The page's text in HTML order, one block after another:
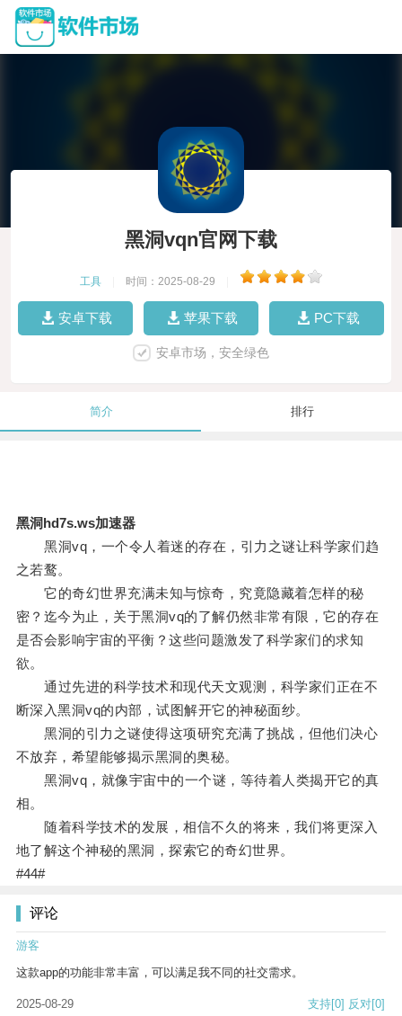
黑洞vqn官网下载
工具 时间：2025-08-29
安卓下载 苹果下载 PC下载
安卓市场，安全绿色
简介 排行
黑洞hd7s.ws加速器
黑洞vq，一个令人着迷的存在，引力之谜让科学家们趋
之若鹜。
它的奇幻世界充满未知与惊奇，究竟隐藏着怎样的秘
密？迄今为止，关于黑洞vq的了解仍然非常有限，它的存在
是否会影响宇宙的平衡？这些问题激发了科学家们的求知
欲。
通过先进的科学技术和现代天文观测，科学家们正在不
断深入黑洞vq的内部，试图解开它的神秘面纱。
黑洞的引力之谜使得这项研究充满了挑战，但他们决心
不放弃，希望能够揭示黑洞的奥秘。
黑洞vq，就像宇宙中的一个谜，等待着人类揭开它的真
相。
随着科学技术的发展，相信不久的将来，我们将更深入
地了解这个神秘的黑洞，探索它的奇幻世界。
#44#
评论
游客
这款app的功能非常丰富，可以满足我不同的社交需求。
2025-08-29 支持[0] 反对[0]